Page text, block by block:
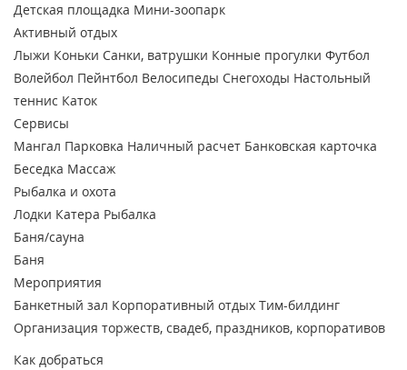
Детская площадка Мини-зоопарк
Активный отдых
Лыжи Коньки Санки, ватрушки Конные прогулки Футбол
Волейбол Пейнтбол Велосипеды Снегоходы Настольный
теннис Каток
Сервисы
Мангал Парковка Наличный расчет Банковская карточка
Беседка Массаж
Рыбалка и охота
Лодки Катера Рыбалка
Баня/сауна
Баня
Мероприятия
Банкетный зал Корпоративный отдых Тим-билдинг
Организация торжеств, свадеб, праздников, корпоративов
Как добраться